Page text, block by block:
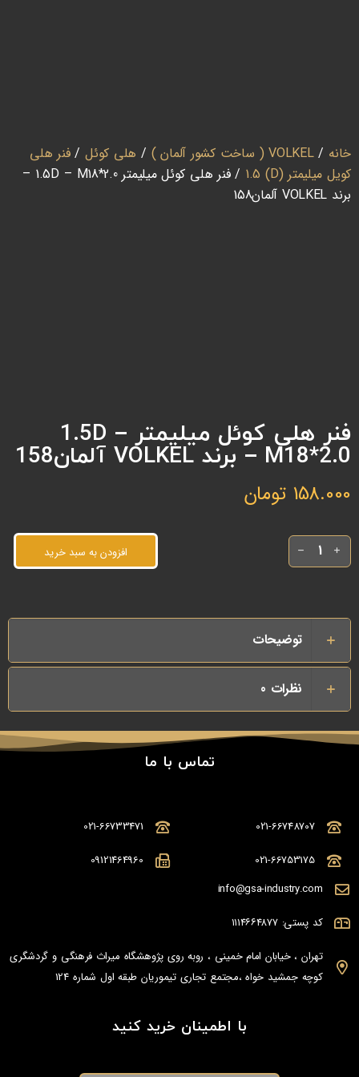
خانه /VOLKEL ( ساخت کشور آلمان ) / هلی کوئل/فنر هلی
کویل میلیمتر (D) 1.5
/ فنر هلی کوئل میلیمتر 1.5D – M18*2.0 –
برند VOLKEL آلمان158
فنر هلی کوئل میلیمتر 1.5D –
M18*2.0 – برند VOLKEL آلمان158
158.000 تومان
افزودن به سبد خرید
توضیحات
نظرات 0
تماس با ما
021-66748707
021-66753175
021-66733471
09121464960
info@gsa-industry.com
کد پستی: ۱۱۱۴۶۶۴۸۷۷
تهران ، خیابان امام خمینی ، روبه روی پژوهشگاه میراث فرهنگی و گردشگری
کوچه جمشید خواه ،مجتمع تجاری تیموریان طبقه اول شماره 124
با اطمینان خرید کنید